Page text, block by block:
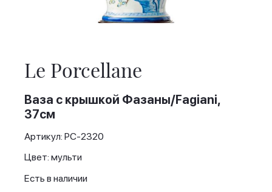
beginning
of
the
images
gallery
Le Porcellane
Ваза с крышкой Фазаны/Fagiani,
37см
Артикул: PC-2320
Цвет: мульти
Есть в наличии